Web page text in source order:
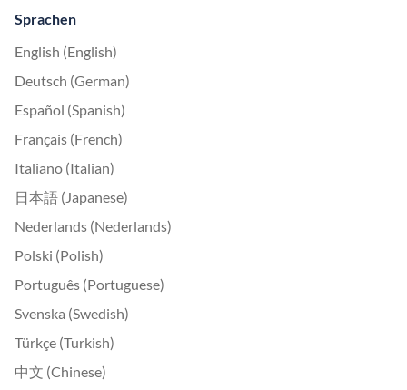
Sprachen
English (English)
Deutsch (German)
Español (Spanish)
Français (French)
Italiano (Italian)
日本語 (Japanese)
Nederlands (Nederlands)
Polski (Polish)
Português (Portuguese)
Svenska (Swedish)
Türkçe (Turkish)
中文 (Chinese)